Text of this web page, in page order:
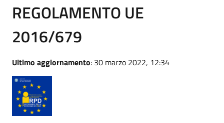
REGOLAMENTO UE
2016/679
Ultimo aggiornamento: 30 marzo 2022, 12:34